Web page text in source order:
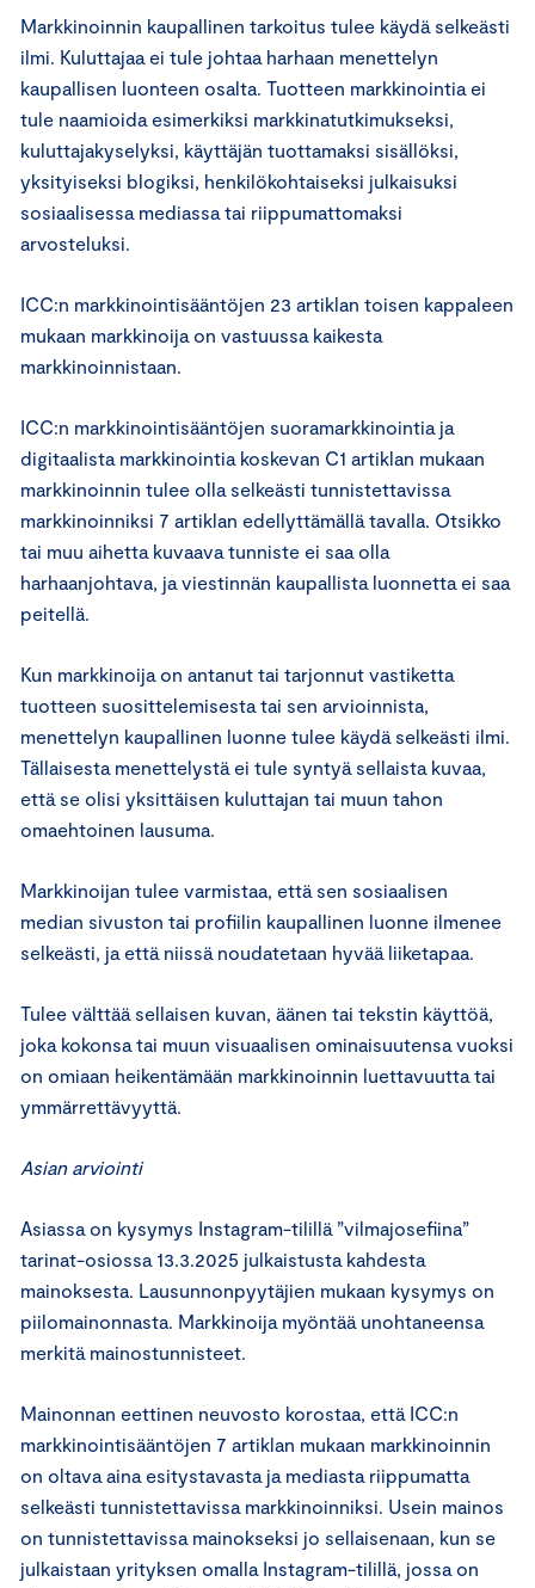
Markkinoinnin kaupallinen tarkoitus tulee käydä selkeästi
ilmi. Kuluttajaa ei tule johtaa harhaan menettelyn
kaupallisen luonteen osalta. Tuotteen markkinointia ei
tule naamioida esimerkiksi markkinatutkimukseksi,
kuluttajakyselyksi, käyttäjän tuottamaksi sisällöksi,
yksityiseksi blogiksi, henkilökohtaiseksi julkaisuksi
sosiaalisessa mediassa tai riippumattomaksi
arvosteluksi.
ICC:n markkinointisääntöjen 23 artiklan toisen kappaleen
mukaan markkinoija on vastuussa kaikesta
markkinoinnistaan.
ICC:n markkinointisääntöjen suoramarkkinointia ja
digitaalista markkinointia koskevan C1 artiklan mukaan
markkinoinnin tulee olla selkeästi tunnistettavissa
markkinoinniksi 7 artiklan edellyttämällä tavalla. Otsikko
tai muu aihetta kuvaava tunniste ei saa olla
harhaanjohtava, ja viestinnän kaupallista luonnetta ei saa
peitellä.
Kun markkinoija on antanut tai tarjonnut vastiketta
tuotteen suosittelemisesta tai sen arvioinnista,
menettelyn kaupallinen luonne tulee käydä selkeästi ilmi.
Tällaisesta menettelystä ei tule syntyä sellaista kuvaa,
että se olisi yksittäisen kuluttajan tai muun tahon
omaehtoinen lausuma.
Markkinoijan tulee varmistaa, että sen sosiaalisen
median sivuston tai profiilin kaupallinen luonne ilmenee
selkeästi, ja että niissä noudatetaan hyvää liiketapaa.
Tulee välttää sellaisen kuvan, äänen tai tekstin käyttöä,
joka kokonsa tai muun visuaalisen ominaisuutensa vuoksi
on omiaan heikentämään markkinoinnin luettavuutta tai
ymmärrettävyyttä.
Asian arviointi
Asiassa on kysymys Instagram-tilillä ”vilmajosefiina”
tarinat-osiossa 13.3.2025 julkaistusta kahdesta
mainoksesta. Lausunnonpyytäjien mukaan kysymys on
piilomainonnasta. Markkinoija myöntää unohtaneensa
merkitä mainostunnisteet.
Mainonnan eettinen neuvosto korostaa, että ICC:n
markkinointisääntöjen 7 artiklan mukaan markkinoinnin
on oltava aina esitystavasta ja mediasta riippumatta
selkeästi tunnistettavissa markkinoinniksi. Usein mainos
on tunnistettavissa mainokseksi jo sellaisenaan, kun se
julkaistaan yrityksen omalla Instagram-tilillä, jossa on